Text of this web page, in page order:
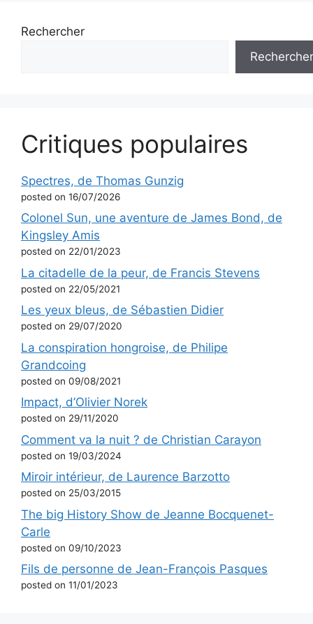
Rechercher
Rechercher
Critiques populaires
Spectres, de Thomas Gunzig
posted on 16/07/2026
Colonel Sun, une aventure de James Bond, de
Kingsley Amis
posted on 22/01/2023
La citadelle de la peur, de Francis Stevens
posted on 22/05/2021
Les yeux bleus, de Sébastien Didier
posted on 29/07/2020
La conspiration hongroise, de Philipe
Grandcoing
posted on 09/08/2021
Impact, d’Olivier Norek
posted on 29/11/2020
Comment va la nuit ? de Christian Carayon
posted on 19/03/2024
Miroir intérieur, de Laurence Barzotto
posted on 25/03/2015
The big History Show de Jeanne Bocquenet-
Carle
posted on 09/10/2023
Fils de personne de Jean-François Pasques
posted on 11/01/2023